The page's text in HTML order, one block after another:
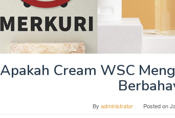
Apakah Cream WSC
By administrator Posted on